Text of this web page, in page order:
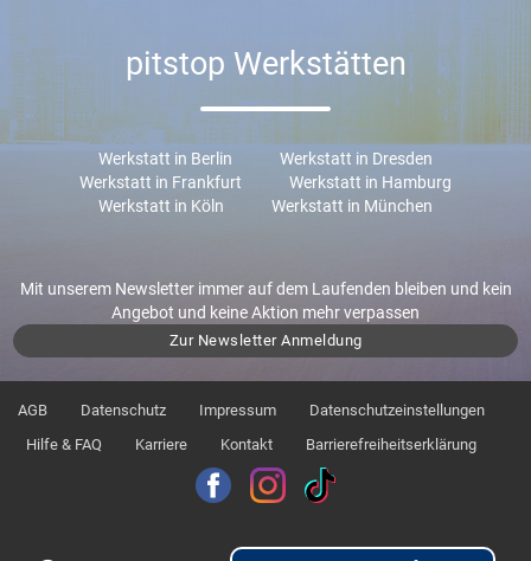
pitstop Werkstätten
Werkstatt in Berlin
Werkstatt in Dresden
Werkstatt in Frankfurt
Werkstatt in Hamburg
Werkstatt in Köln
Werkstatt in München
Mit unserem Newsletter immer auf dem Laufenden bleiben und kein
Angebot und keine Aktion mehr verpassen
Zur Newsletter Anmeldung
AGB Datenschutz Impressum
Datenschutzeinstellungen
Hilfe & FAQ
Karriere Kontakt Barrierefreiheitserklärung